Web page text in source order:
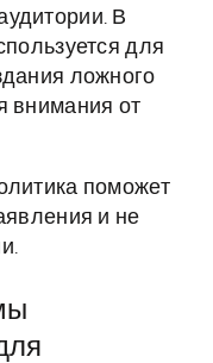
В
для
ложного
внимания от
поможет
и не